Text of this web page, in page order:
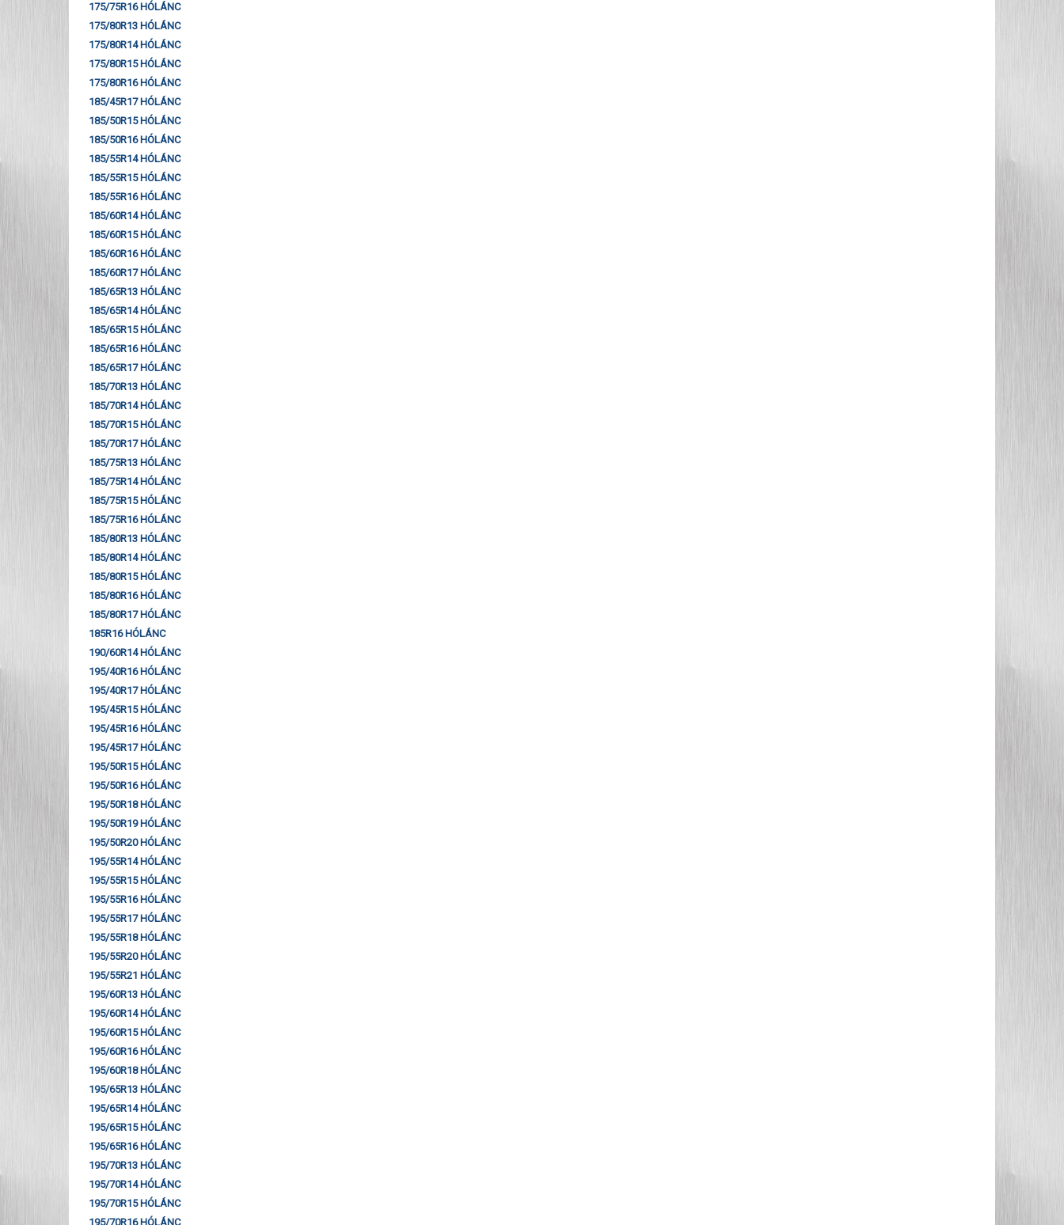
175/75R16 HÓLÁNC
175/80R13 HÓLÁNC
175/80R14 HÓLÁNC
175/80R15 HÓLÁNC
175/80R16 HÓLÁNC
185/45R17 HÓLÁNC
185/50R15 HÓLÁNC
185/50R16 HÓLÁNC
185/55R14 HÓLÁNC
185/55R15 HÓLÁNC
185/55R16 HÓLÁNC
185/60R14 HÓLÁNC
185/60R15 HÓLÁNC
185/60R16 HÓLÁNC
185/60R17 HÓLÁNC
185/65R13 HÓLÁNC
185/65R14 HÓLÁNC
185/65R15 HÓLÁNC
185/65R16 HÓLÁNC
185/65R17 HÓLÁNC
185/70R13 HÓLÁNC
185/70R14 HÓLÁNC
185/70R15 HÓLÁNC
185/70R17 HÓLÁNC
185/75R13 HÓLÁNC
185/75R14 HÓLÁNC
185/75R15 HÓLÁNC
185/75R16 HÓLÁNC
185/80R13 HÓLÁNC
185/80R14 HÓLÁNC
185/80R15 HÓLÁNC
185/80R16 HÓLÁNC
185/80R17 HÓLÁNC
185R16 HÓLÁNC
190/60R14 HÓLÁNC
195/40R16 HÓLÁNC
195/40R17 HÓLÁNC
195/45R15 HÓLÁNC
195/45R16 HÓLÁNC
195/45R17 HÓLÁNC
195/50R15 HÓLÁNC
195/50R16 HÓLÁNC
195/50R18 HÓLÁNC
195/50R19 HÓLÁNC
195/50R20 HÓLÁNC
195/55R14 HÓLÁNC
195/55R15 HÓLÁNC
195/55R16 HÓLÁNC
195/55R17 HÓLÁNC
195/55R18 HÓLÁNC
195/55R20 HÓLÁNC
195/55R21 HÓLÁNC
195/60R13 HÓLÁNC
195/60R14 HÓLÁNC
195/60R15 HÓLÁNC
195/60R16 HÓLÁNC
195/60R18 HÓLÁNC
195/65R13 HÓLÁNC
195/65R14 HÓLÁNC
195/65R15 HÓLÁNC
195/65R16 HÓLÁNC
195/70R13 HÓLÁNC
195/70R14 HÓLÁNC
195/70R15 HÓLÁNC
195/70R16 HÓLÁNC